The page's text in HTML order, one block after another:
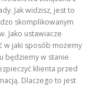
Jak widzisz, jest to
skomplikowanym
Jako ustawiacze
w jaki sposób możemy
będziemy w stanie
klienta przed
Dlaczego to jest